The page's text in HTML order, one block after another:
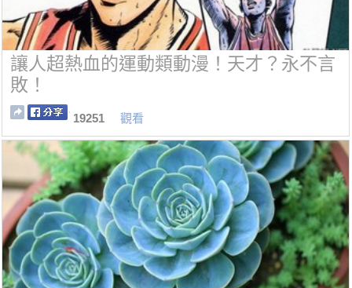
讓人超熱血的運動類動漫！天才？永不言
敗！
19251 觀看